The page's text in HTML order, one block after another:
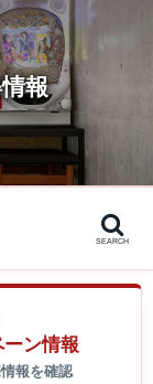
SEARCH
ン情報